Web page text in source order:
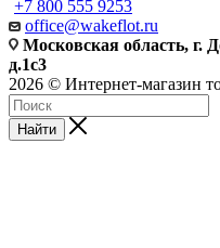
+7 800 555 9253
office@wakeflot.ru
Московская область, г.
д.1с3
2026 © Интернет-магазин
Найти